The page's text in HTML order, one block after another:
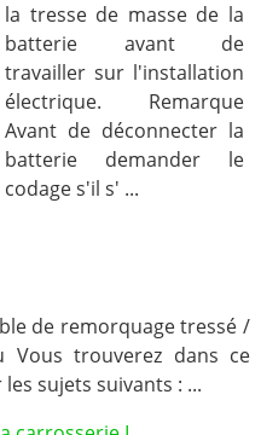
la tresse de masse de la
batterie avant de
travailler sur l'installation
électrique. Remarque
Avant de déconnecter la
batterie demander le
codage s'il s' ...
de remorquage tressé /
Vous trouverez dans ce
sujets suivants : ...